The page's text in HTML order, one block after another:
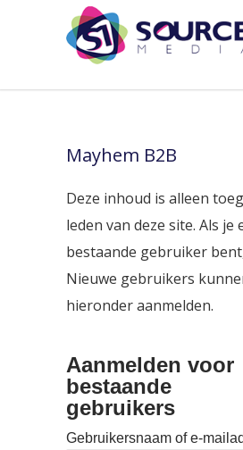
Mayhem B2B
Deze inhoud is alleen
leden van deze site. Als je
bestaande gebruiker
Nieuwe gebruikers
hieronder aanmelden.
Aanmelden voor
bestaande
gebruikers
Gebruikersnaam of e-